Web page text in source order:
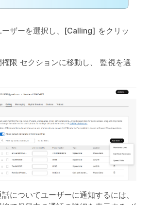
ザーを選択し、 [Calling] をクリッ
限 セクションに移動し、 監視を選
についてユーザーに通知するには、